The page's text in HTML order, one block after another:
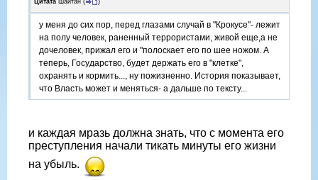
у меня до сих пор, перед глазами случай в "Крокусе"- лежит
на полу человек, раненный террористами, живой еще,а не
дочеловек, прижал его и "полоскает его по шее ножом. А
теперь, Государство, будет держать его в "клетке",
охранять и кормить..., ну пожизненно. История показывает,
что Власть может и меняться- а дальше по тексту...
и каждая мразь должна знать, что с момента его
преступления начали тикать минуты его жизни
на убыль.